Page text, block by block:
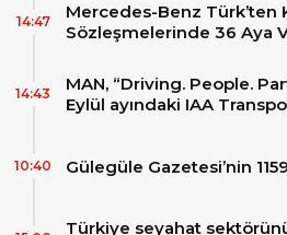
Mercedes-Benz Türk’ten
Sözleşmelerinde 36 Aya
14:47
MAN, “Driving. People.
Eylül ayındaki IAA
14:43
Gülegüle Gazetesi’nin
10:40
Türkiye seyahat